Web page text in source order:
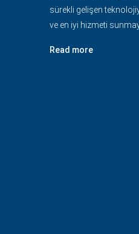
sürekli gelişen
ve en iyi hizmeti
Read more